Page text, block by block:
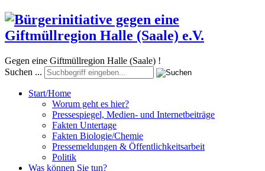
Gegen eine Giftmüllregion Halle (Saale) !
Suchen ...
Start/Home
Worum geht es hier?
Pressespiegel, Medien- und Internetbeiträge
Fakten Untertage
Fakten Biologie/Chemie
Pressemeldungen & Öffentlichkeitsarbeit
Politik
Was können Sie tun?